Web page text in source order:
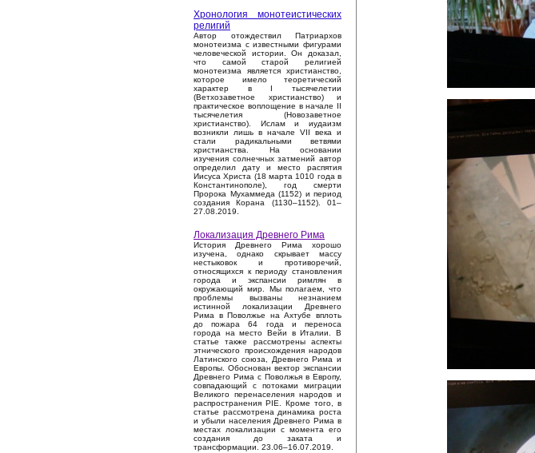
Хронология монотеистических
религий
Автор отождествил Патриархов
монотеизма с известными фигурами
человеческой истории. Он доказал,
что самой старой религией
монотеизма является христианство,
которое имело теоретический
характер в I тысячелетии
(Ветхозаветное христианство) и
практическое воплощение в начале II
тысячелетия (Новозаветное
христианство). Ислам и иудаизм
возникли лишь в начале VII века и
стали радикальными ветвями
христианства. На основании
изучения солнечных затмений автор
определил дату и место распятия
Иисуса Христа (18 марта 1010 года в
Константинополе), год смерти
Пророка Мухаммеда (1152) и период
создания Корана (1130–1152). 01–
27.08.2019.
Локализация Древнего Рима
История Древнего Рима хорошо
изучена, однако скрывает массу
нестыковок и противоречий,
относящихся к периоду становления
города и экспансии римлян в
окружающий мир. Мы полагаем, что
проблемы вызваны незнанием
истинной локализации Древнего
Рима в Поволжье на Ахтубе вплоть
до пожара 64 года и переноса
города на место Вейи в Италии. В
статье также рассмотрены аспекты
этнического происхождения народов
Латинского союза, Древнего Рима и
Европы. Обоснован вектор экспансии
Древнего Рима с Поволжья в Европу,
совпадающий с потоками миграции
Великого перенаселения народов и
распространения PIE. Кроме того, в
статье рассмотрена динамика роста
и убыли населения Древнего Рима в
местах локализации с момента его
создания до заката и
трансформации. 23.06–16.07.2019.